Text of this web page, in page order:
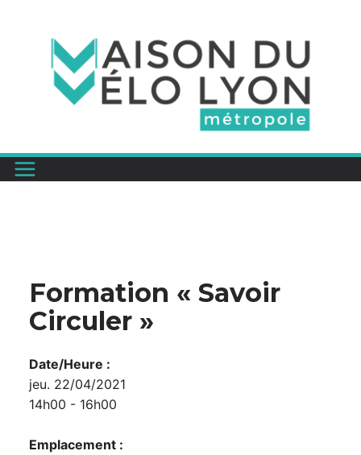
Formation « Savoir
Circuler »
Date/Heure :
jeu. 22/04/2021
14h00 - 16h00
Emplacement :